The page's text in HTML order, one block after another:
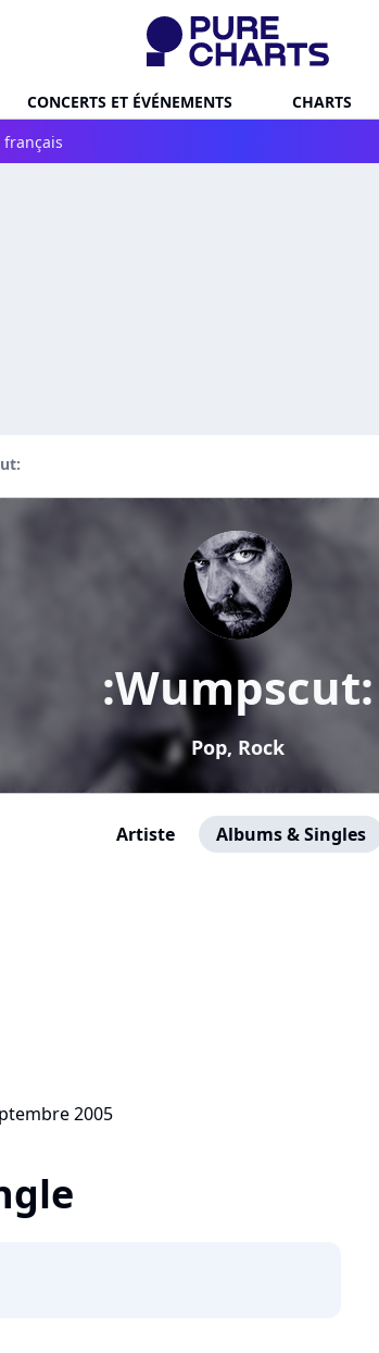
CONCERTS ET ÉVÉNEMENTS CHARTS
français
:Wumpscut:
Pop, Rock
Artiste Albums & Singles
2005